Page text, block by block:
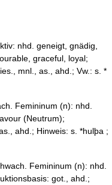
nhd. geneigt, gnädig,
graceful, loyal;
mnl., as., ahd.; Vw.: s. *
Femininum (n): nhd.
(Neutrum);
ahd.; Hinweis: s. *hulþa ;
Femininum (n): nhd.
got., ahd.;